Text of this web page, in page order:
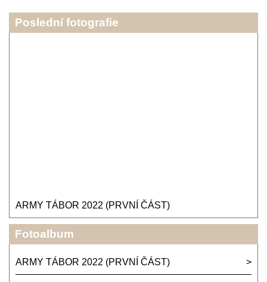
Poslední fotografie
ARMY TÁBOR 2022 (PRVNÍ ČÁST)
Fotoalbum
ARMY TÁBOR 2022 (PRVNÍ ČÁST)